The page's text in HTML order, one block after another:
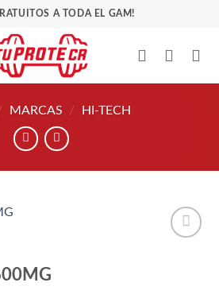
A TODA EL GAM!
MARCAS / HI-TECH